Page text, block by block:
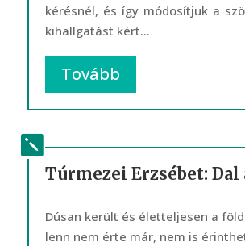
kérésnél, és így módosítjuk a
kihallgatást kért...
Tovább
Túrmezei Erzsébet: Dal
Dúsan került és életteljesen a
lenn nem érte már, nem is